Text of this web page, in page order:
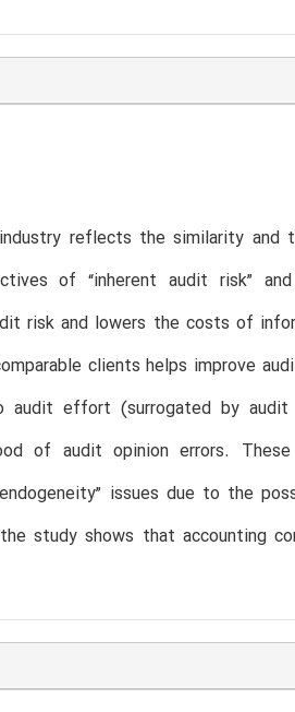
reflects the similarity and
of “inherent audit risk”
risk and lowers the costs of
clients helps improve
effort (surrogated by
of audit opinion errors.
issues due to the
study shows that accounting